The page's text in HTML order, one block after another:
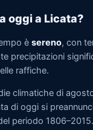
oggi a Licata?
è sereno, con
precipitazioni
raffiche.
climatiche di
di oggi si
periodo 1806–2015.